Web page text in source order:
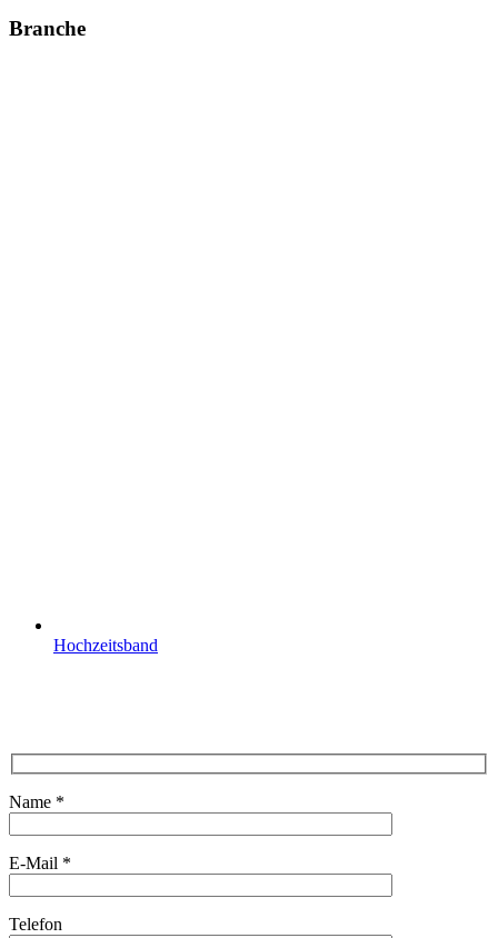
Branche
Hochzeitsband
Name *
E-Mail *
Telefon